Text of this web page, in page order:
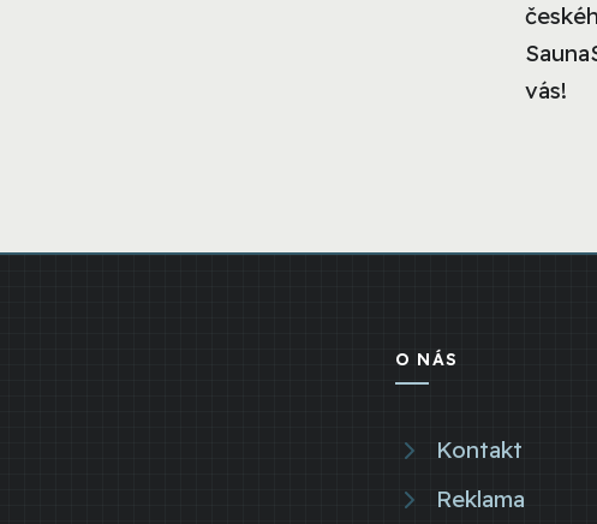
vás!
O NÁS
Kontakt
Reklama